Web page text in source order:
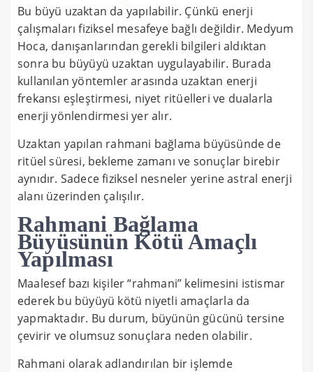
Bu büyü uzaktan da yapılabilir. Çünkü enerji
çalışmaları fiziksel mesafeye bağlı değildir. Medyum
Hoca, danışanlarından gerekli bilgileri aldıktan
sonra bu büyüyü uzaktan uygulayabilir. Burada
kullanılan yöntemler arasında uzaktan enerji
frekansı eşleştirmesi, niyet ritüelleri ve dualarla
enerji yönlendirmesi yer alır.
Uzaktan yapılan rahmani bağlama büyüsünde de
ritüel süresi, bekleme zamanı ve sonuçlar birebir
aynıdır. Sadece fiziksel nesneler yerine astral enerji
alanı üzerinden çalışılır.
Rahmani Bağlama
Büyüsünün Kötü Amaçlı
Yapılması
Maalesef bazı kişiler “rahmani” kelimesini istismar
ederek bu büyüyü kötü niyetli amaçlarla da
yapmaktadır. Bu durum, büyünün gücünü tersine
çevirir ve olumsuz sonuçlara neden olabilir.
Rahmani olarak adlandırılan bir işlemde